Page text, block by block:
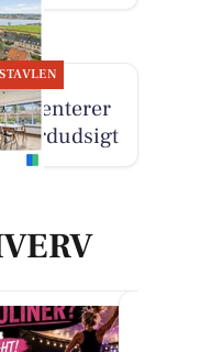
fjordudsigt